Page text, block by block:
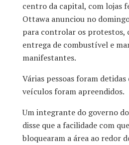
centro da capital, com lojas
Ottawa anunciou no
para controlar os protestos,
entrega de combustível e
manifestantes.
Várias pessoas foram
veículos foram apreendidos.
Um integrante do governo
disse que a facilidade com
bloquearam a área ao redor